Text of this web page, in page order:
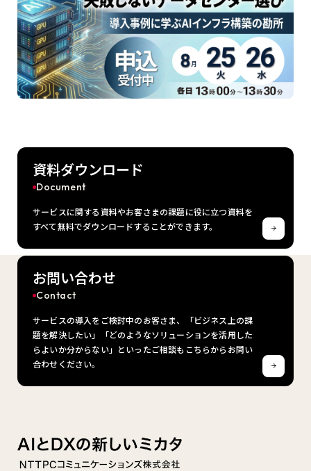
資料ダウンロード
Document
サービスに関する資料やお客さまの課題に役に立つ資料を
すべて無料でダウンロードすることができます。
お問い合わせ
Contact
サービスの導入をご検討中のお客さま、「ビジネス上の課
題を解決したい」「どのようなソリューションを活用した
らよいか分からない」といったご相談もこちらからお問い
合わせください。